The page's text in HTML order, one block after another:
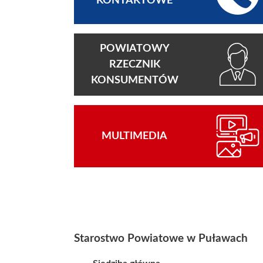
POWIATOWY
RZECZNIK
KONSUMENTÓW
MULTIMEDIA
Starostwo Powiatowe w Puławach